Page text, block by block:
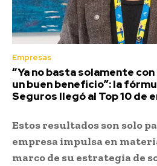
Empresas
“Ya no basta solamente
un buen beneficio”: la
Seguros llegó al Top 10 de
Estos resultados son solo
empresa impulsa en
marco de su estrategia de